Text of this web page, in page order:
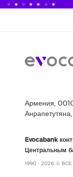
Армения,
Evocabank
Центральным
1990 - 2026, ©